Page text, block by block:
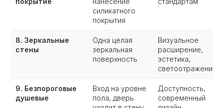
силикатного
покрытия
8. Зеркальные
стены
Одна целая
зеркальная
поверхность
Визуальное
расширение,
эстетика,
светоотражение
9. Безпороговые
душевые
Вход на уровне
пола, дверь
Доступность,
современный